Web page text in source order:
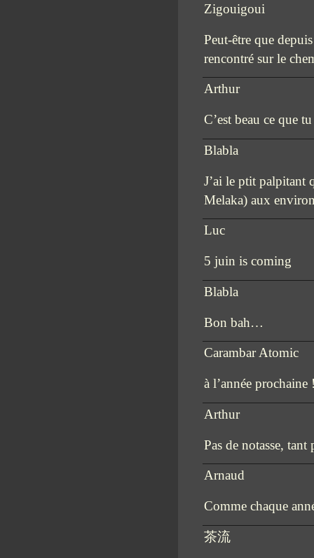
Zigouigoui
Peut-être que
rencontré sur le
Arthur
C’est beau ce que
Blabla
J’ai le ptit palpitant
Melaka) aux
Luc
5 juin is coming
Blabla
Bon bah…
Carambar Atomic
à l’année prochaine
Arthur
Pas de notasse,
Arnaud
Comme chaque
茶流